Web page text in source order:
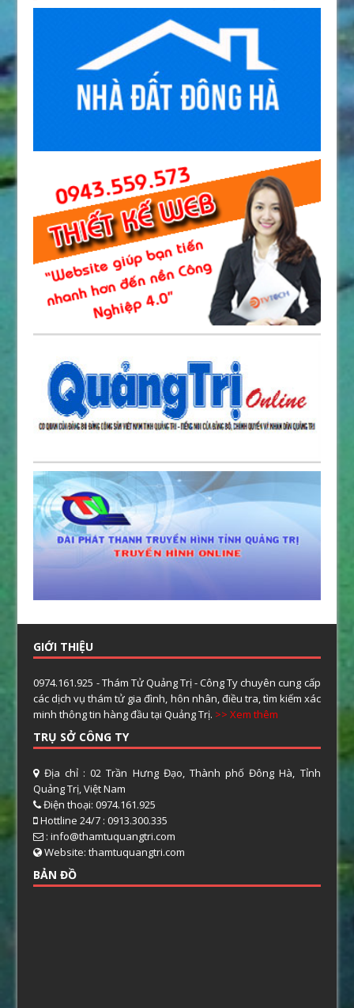
GIỚI THIỆU
0974.161.925 - Thám Tử Quảng Trị - Công Ty chuyên cung cấp
các dịch vụ thám tử gia đình, hôn nhân, điều tra, tìm kiếm xác
minh thông tin hàng đầu tại Quảng Trị. >> Xem thêm
TRỤ SỞ CÔNG TY
Địa chỉ : 02 Trần Hưng Đạo, Thành phố Đông Hà, Tỉnh
Quảng Trị, Việt Nam
Điện thoại: 0974.161.925
Hottline 24/7 : 0913.300.335
: info@thamtuquangtri.com
Website: thamtuquangtri.com
BẢN ĐỒ